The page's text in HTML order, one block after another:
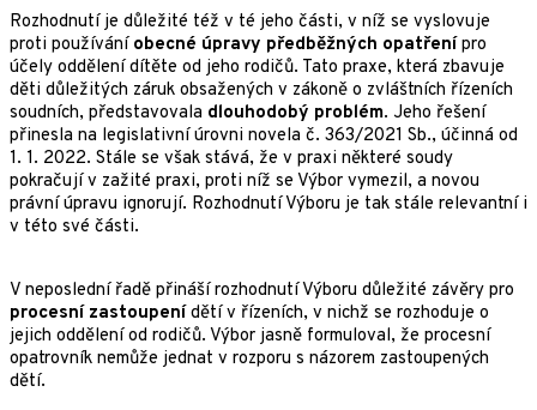
Rozhodnutí je důležité též v té jeho části, v níž se vyslovuje
proti používání obecné úpravy předběžných opatření pro
účely oddělení dítěte od jeho rodičů. Tato praxe, která zbavuje
děti důležitých záruk obsažených v zákoně o zvláštních řízeních
soudních, představovala dlouhodobý problém. Jeho řešení
přinesla na legislativní úrovni novela č. 363/2021 Sb., účinná od
1. 1. 2022. Stále se však stává, že v praxi některé soudy
pokračují v zažité praxi, proti níž se Výbor vymezil, a novou
právní úpravu ignorují. Rozhodnutí Výboru je tak stále relevantní i
v této své části.
V neposlední řadě přináší rozhodnutí Výboru důležité závěry pro
procesní zastoupení dětí v řízeních, v nichž se rozhoduje o
jejich oddělení od rodičů. Výbor jasně formuloval, že procesní
opatrovník nemůže jednat v rozporu s názorem zastoupených
dětí.